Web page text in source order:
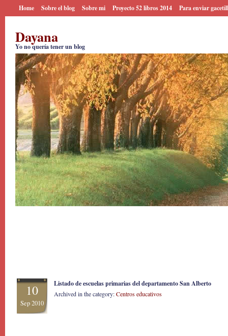
Home Sobre el blog Sobre mi Proyecto 52 libros 2014 Para enviar
Dayana
Yo no quería tener un blog
10
Sep 2010
Listado de escuelas primarias del departamento San Alberto
Archived in the category:Centros educativos